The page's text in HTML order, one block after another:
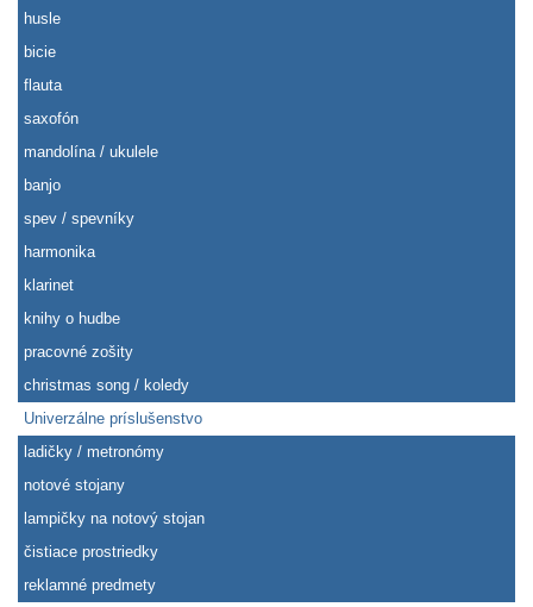
husle
bicie
flauta
saxofón
mandolína / ukulele
banjo
spev / spevníky
harmonika
klarinet
knihy o hudbe
pracovné zošity
christmas song / koledy
Univerzálne príslušenstvo
ladičky / metronómy
notové stojany
lampičky na notový stojan
čistiace prostriedky
reklamné predmety